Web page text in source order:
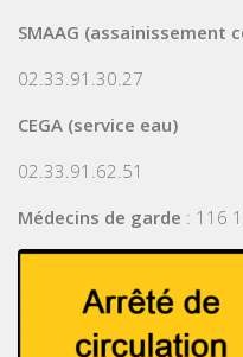
SMAAG (assainissement
02.33.91.30.27
CEGA (service eau)
02.33.91.62.51
Médecins de garde : 116